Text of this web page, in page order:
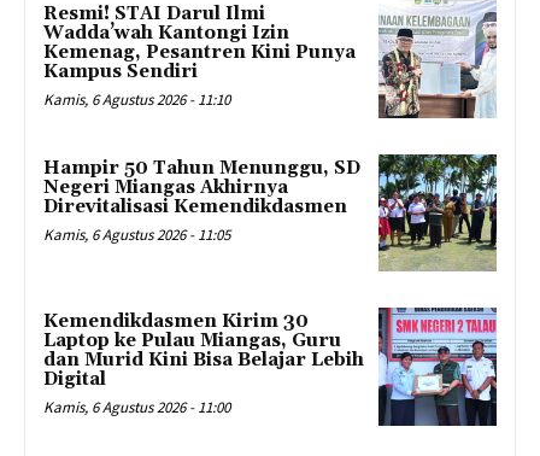
Resmi! STAI Darul Ilmi
Wadda’wah Kantongi Izin
Kemenag, Pesantren Kini Punya
Kampus Sendiri
Kamis, 6 Agustus 2026 - 11:10
Hampir 50 Tahun Menunggu, SD
Negeri Miangas Akhirnya
Direvitalisasi Kemendikdasmen
Kamis, 6 Agustus 2026 - 11:05
Kemendikdasmen Kirim 30
Laptop ke Pulau Miangas, Guru
dan Murid Kini Bisa Belajar Lebih
Digital
Kamis, 6 Agustus 2026 - 11:00